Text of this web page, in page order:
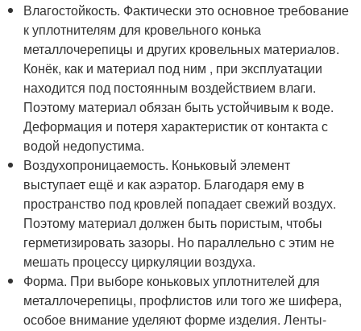
Влагостойкость. Фактически это основное требование
к уплотнителям для кровельного конька
металлочерепицы и других кровельных материалов.
Конёк, как и материал под ним , при эксплуатации
находится под постоянным воздействием влаги.
Поэтому материал обязан быть устойчивым к воде.
Деформация и потеря характеристик от контакта с
водой недопустима.
Воздухопроницаемость. Коньковый элемент
выступает ещё и как аэратор. Благодаря ему в
пространство под кровлей попадает свежий воздух.
Поэтому материал должен быть пористым, чтобы
герметизировать зазоры. Но параллельно с этим не
мешать процессу циркуляции воздуха.
Форма. При выборе коньковых уплотнителей для
металлочерепицы, профлистов или того же шифера,
особое внимание уделяют форме изделия. Ленты-